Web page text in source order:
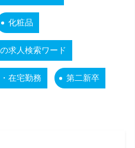
化粧品
求人検索ワード
在宅勤務 第二新卒